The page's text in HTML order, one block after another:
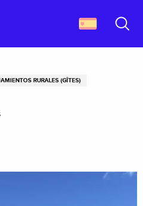
RURALES (GÎTES)